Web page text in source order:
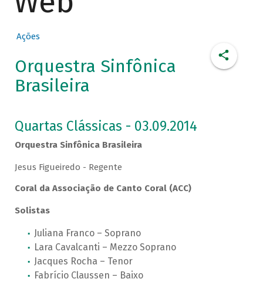
Ações
Orquestra Sinfônica
Brasileira
Quartas Clássicas - 03.09.2014
Orquestra Sinfônica Brasileira
Jesus Figueiredo - Regente
Coral da Associação de Canto Coral (ACC)
Solistas
Juliana Franco – Soprano
Lara Cavalcanti – Mezzo Soprano
Jacques Rocha – Tenor
Fabrício Claussen – Baixo